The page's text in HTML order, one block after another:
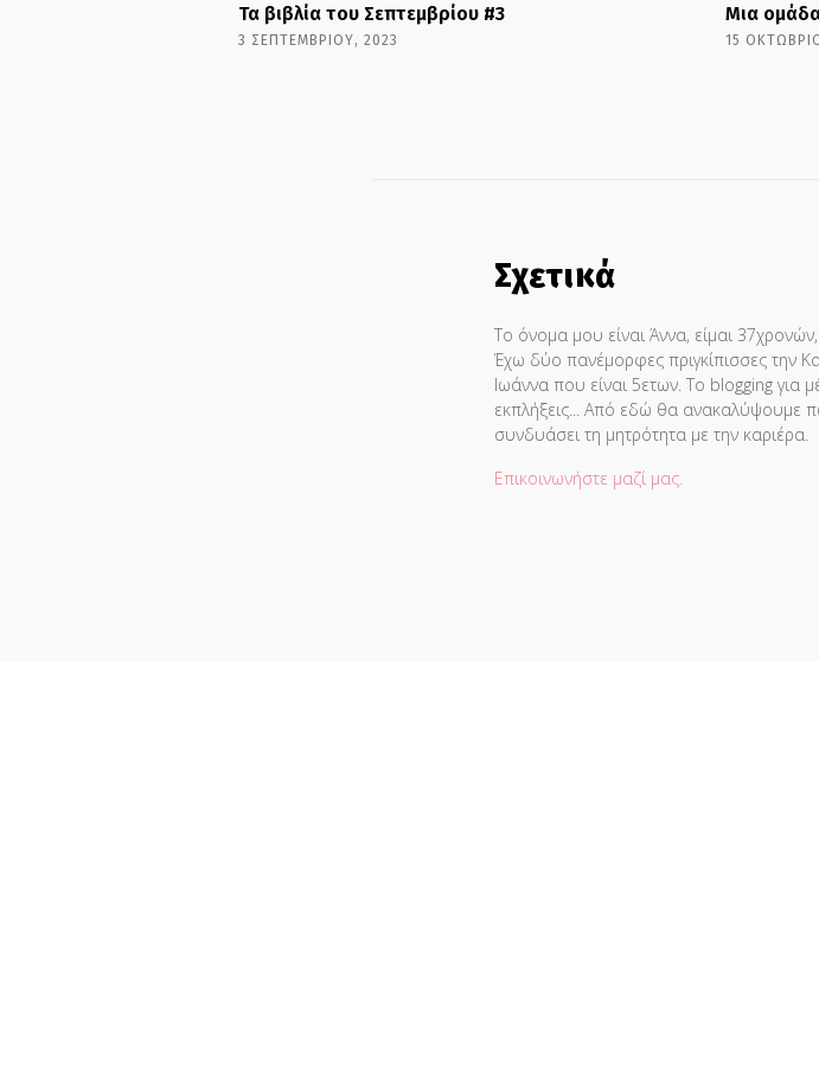
Τα βιβλία του Σεπτεμβρίου #3
3 ΣΕΠΤΕΜΒΡΊΟΥ, 2023
Μια
15
Σχετικά
Το όνομα μου είναι Άννα, είμαι
Έχω δύο πανέμορφες πριγκίπισσες την
Ιωάννα που είναι 5ετων. Το blogging για
εκπλήξεις... Από εδώ θα ανακαλύψουμε
συνδυάσει τη μητρότητα με την καριέρα.
Επικοινωνήστε μαζί μας.